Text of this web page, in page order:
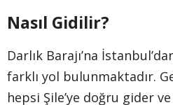
Nasıl Gidilir?
Darlık Barajı’na
farklı yol bulunmaktadır.
hepsi Şile’ye doğru gider